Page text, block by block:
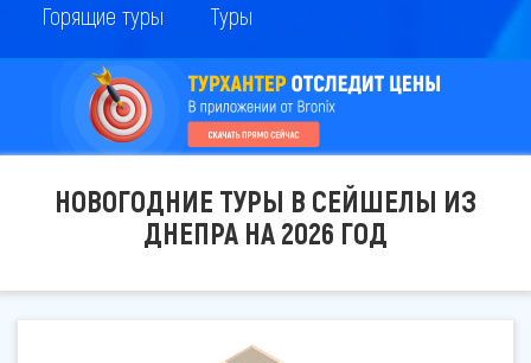
Горящие туры Туры
НОВОГОДНИЕ ТУРЫ В СЕЙШЕЛЫ ИЗ
ДНЕПРА НА 2026 ГОД